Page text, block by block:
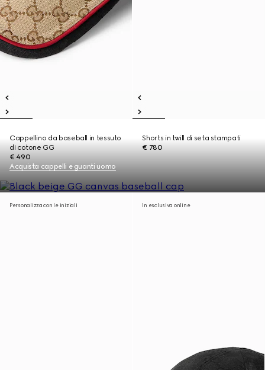
Cappellino da baseball in tessuto
di cotone GG
€ 490
Shorts in twill di seta stampati
€ 780
Acquista cappelli e guanti uomo
Personalizza con le iniziali In esclusiva online